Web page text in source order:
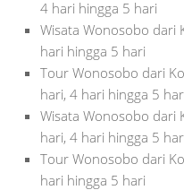
4 hari hingga 5 hari
Wisata Wonosobo dari
hari hingga 5 hari
Tour Wonosobo dari
hari, 4 hari hingga 5
Wisata Wonosobo dari
hari, 4 hari hingga 5
Tour Wonosobo dari
hari hingga 5 hari